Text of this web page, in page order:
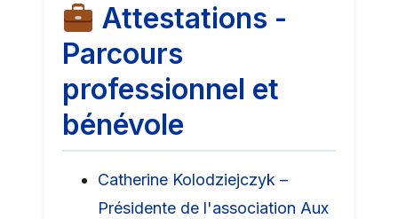
Attestations -
Parcours
professionnel et
bénévole
Catherine Kolodziejczyk –
Présidente de l'association Aux